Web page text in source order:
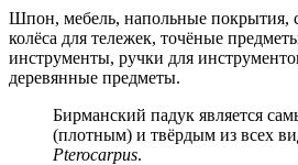
Шпон, мебель, напольные покрытия,
колёса для тележек, точёные
инструменты, ручки для
деревянные предметы.
Бирманский падук является
(плотным) и твёрдым из всех
Pterocarpus.